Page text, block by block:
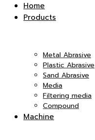
บริษัท
Co.,Ltd.
Home
Products
Metal Abrasive
Plastic Abrasive
Sand Abrasive
Media
Filtering media
Compound
Machine